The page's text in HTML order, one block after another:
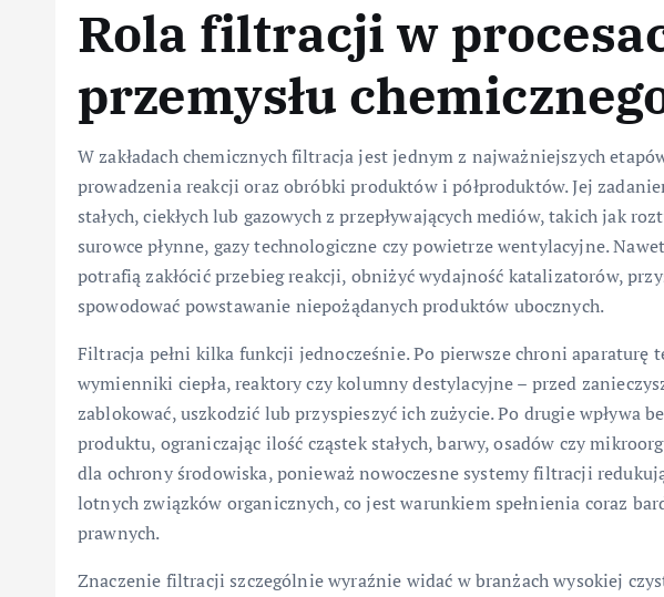
Rola filtracji w
przemysłu
W zakładach chemicznych filtracja jest jednym z najważniejszych
prowadzenia reakcji oraz obróbki produktów i półproduktów. Jej
stałych, ciekłych lub gazowych z przepływających mediów, takich jak
surowce płynne, gazy technologiczne czy powietrze wentylacyjne.
potrafią zakłócić przebieg reakcji, obniżyć wydajność katalizatorów,
spowodować powstawanie niepożądanych produktów ubocznych.
Filtracja pełni kilka funkcji jednocześnie. Po pierwsze chroni aparaturę
wymienniki ciepła, reaktory czy kolumny destylacyjne – przed
zablokować, uszkodzić lub przyspieszyć ich zużycie. Po drugie wpływa
produktu, ograniczając ilość cząstek stałych, barwy, osadów czy
dla ochrony środowiska, ponieważ nowoczesne systemy filtracji
lotnych związków organicznych, co jest warunkiem spełnienia coraz
prawnych.
Znaczenie filtracji szczególnie wyraźnie widać w branżach wysokiej